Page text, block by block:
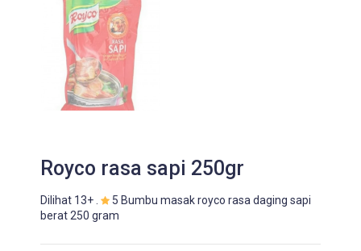
Royco rasa sapi 250gr
Dilihat 13+ .
5 Bumbu masak royco rasa daging sapi
berat 250 gram